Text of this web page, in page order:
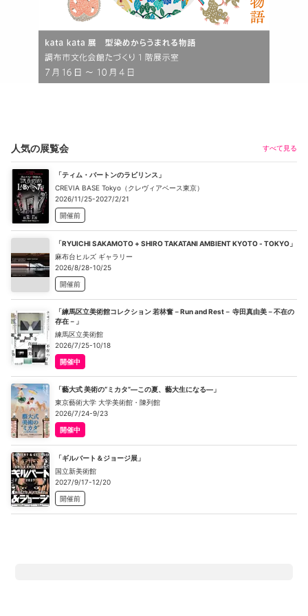
人気の展覧会 すべて見る
「ティム・バートンのラビリンス」
CREVIA BASE Tokyo（クレヴィアベース東京）
2026/11/25-2027/2/21
開催前
「RYUICHI SAKAMOTO + SHIRO TAKATANI AMBIENT KYOTO - TOKYO」
麻布台ヒルズ ギャラリー
2026/8/28-10/25
開催前
「練馬区立美術館コレクション 若林奮－Run and Rest－ 寺田真由美－不在の
存在－」
練馬区立美術館
2026/7/25-10/18
開催中
「藝大式 美術の“ミカタ”―この夏、藝大生になる―」
東京藝術大学 大学美術館・陳列館
2026/7/24-9/23
開催中
「ギルバート＆ジョージ展」
国立新美術館
2027/9/17-12/20
開催前